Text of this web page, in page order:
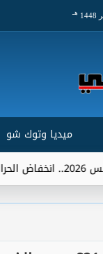
هـ
ميديا وتوك شو